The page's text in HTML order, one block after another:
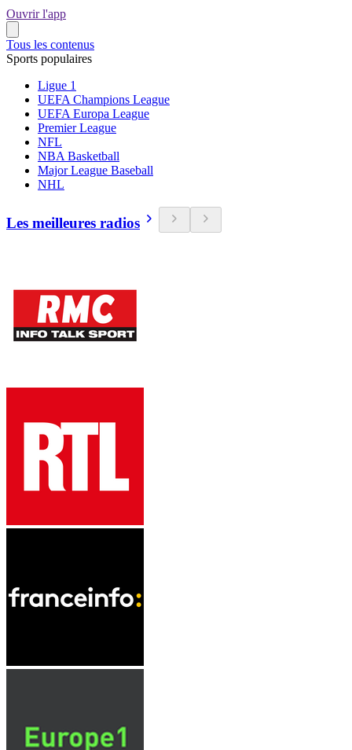
Ouvrir l'app
Tous les contenus
Sports populaires
Ligue 1
UEFA Champions League
UEFA Europa League
Premier League
NFL
NBA Basketball
Major League Baseball
NHL
Les meilleures radios